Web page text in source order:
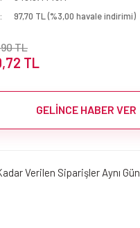
97,70 TL (%3,00 havale indirimi)
TL
TL
GELİNCE HABER VER
Verilen Siparişler Aynı Gün